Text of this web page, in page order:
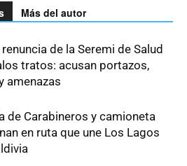
Más del autor
renuncia de la Seremi de Salud
tratos: acusan portazos,
amenazas
de Carabineros y camioneta
en ruta que une Los Lagos